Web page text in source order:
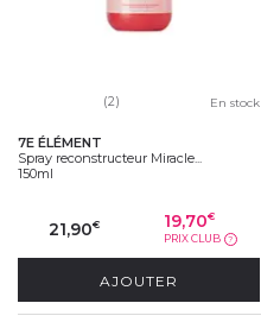
(2) En stock
7E ÉLÉMENT
Spray reconstructeur Miracle...
150ml
21,90€ 19,70€
PRIX CLUB ?
AJOUTER